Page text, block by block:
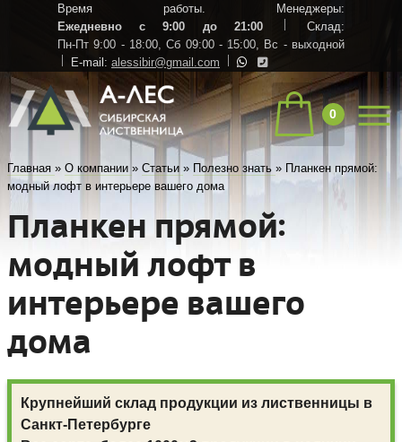
Время работы. Менеджеры:
Ежедневно с 9:00 до 21:00
Склад:
Пн-Пт 9:00 - 18:00, Сб 09:00 - 15:00, Вс - выходной
E-mail: alessibir@gmail.com
0
Главная » О компании » Статьи » Полезно знать » Планкен прямой:
модный лофт в интерьере вашего дома
Планкен прямой:
модный лофт в
интерьере вашего
дома
Крупнейший склад продукции из лиственницы в
Санкт-Петербурге